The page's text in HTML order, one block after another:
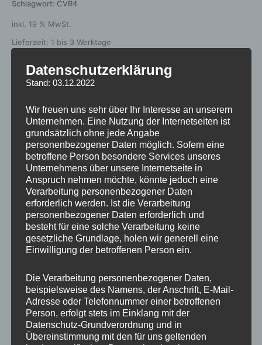
Schlagwort: CVR4
inkl. 19 % MwSt.
Lieferzeit: 1 bis 3 Werktage
Produktsicherheit
Rezensionen (0)
Gewicht 12 kg
Hersteller CONCAVER WHEELS
Design CVR4
Durchmesser 19
Lochkreis 5×112
Lochzahl 5
PCD 112 mm
Datenschutzerklärung
Stand: 03.12.2022
Wir freuen uns sehr über Ihr Interesse an unserem
Unternehmen. Eine Nutzung der Internetseiten ist
grundsätzlich ohne jede Angabe
personenbezogener Daten möglich. Sofern eine
betroffene Person besondere Services unseres
Unternehmens über unsere Internetseite in
Anspruch nehmen möchte, könnte jedoch eine
Verarbeitung personenbezogener Daten
erforderlich werden. Ist die Verarbeitung
personenbezogener Daten erforderlich und
besteht für eine solche Verarbeitung keine
gesetzliche Grundlage, holen wir generell eine
Einwilligung der betroffenen Person ein.
Die Verarbeitung personenbezogener Daten,
beispielsweise des Namens, der Anschrift, E-Mail-
Adresse oder Telefonnummer einer betroffenen
Person, erfolgt stets im Einklang mit der
Datenschutz-Grundverordnung und in
Übereinstimmung mit den für uns geltenden